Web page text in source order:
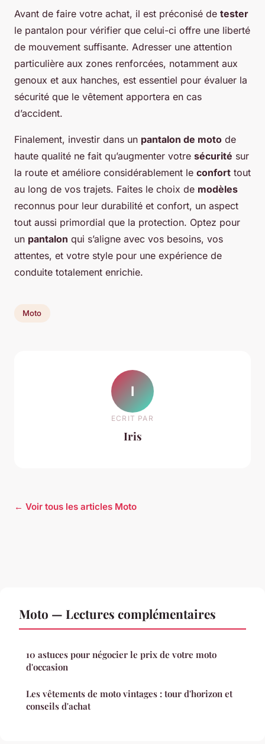
Avant de faire votre achat, il est préconisé de tester
le pantalon pour vérifier que celui-ci offre une liberté
de mouvement suffisante. Adresser une attention
particulière aux zones renforcées, notamment aux
genoux et aux hanches, est essentiel pour évaluer la
sécurité que le vêtement apportera en cas
d’accident.
Finalement, investir dans un pantalon de moto de
haute qualité ne fait qu’augmenter votre sécurité sur
la route et améliore considérablement le confort tout
au long de vos trajets. Faites le choix de modèles
reconnus pour leur durabilité et confort, un aspect
tout aussi primordial que la protection. Optez pour
un pantalon qui s’aligne avec vos besoins, vos
attentes, et votre style pour une expérience de
conduite totalement enrichie.
Moto
I
ECRIT PAR
Iris
← Voir tous les articles Moto
Moto — Lectures complémentaires
10 astuces pour négocier le prix de votre moto
d'occasion
Les vêtements de moto vintages : tour d'horizon et
conseils d'achat